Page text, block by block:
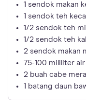
1 sendok makan
1 sendok teh
1/2 sendok teh
1/2 sendok teh
2 sendok makan
75-100 mililiter air
2 buah cabe
1 batang daun